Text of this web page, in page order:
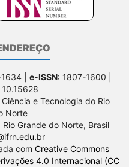
| e-ISSN: 1807-1600 |
10.15628
e Tecnologia do Rio
Norte
Grande do Norte, Brasil
com Creative Commons
4.0 Internacional (CC